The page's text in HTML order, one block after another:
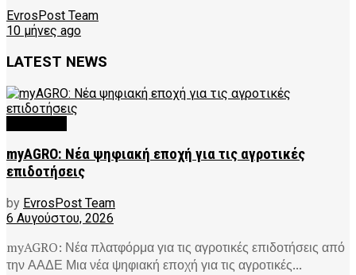
EvrosPost Team
10 μήνες ago
LATEST NEWS
myAGRO: Νέα ψηφιακή εποχή για τις αγροτικές
επιδοτήσεις
by EvrosPost Team
6 Αυγούστου, 2026
myAGRO: Νέα πλατφόρμα για τις αγροτικές επιδοτήσεις από
την ΑΑΔΕ Μια νέα ψηφιακή εποχή για τις αγροτικές...